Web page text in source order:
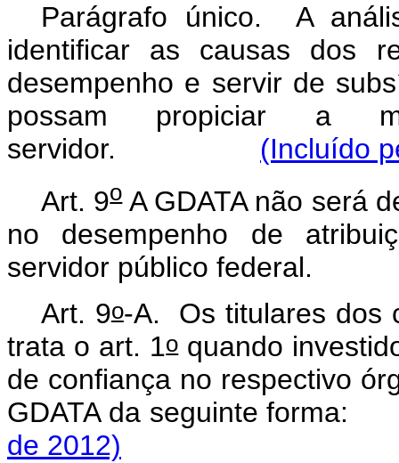
Parágrafo único. A
identificar as causas dos
desempenho e servir de
possam propiciar a
servidor. (Incluído
Art. 9oA GDATA não será
no desempenho de
servidor público federal.
Art. 9o-A. Os titulares dos
trata o art. 1oquando
de confiança no respectivo
GDATA da seguinte forma:
de 2012)